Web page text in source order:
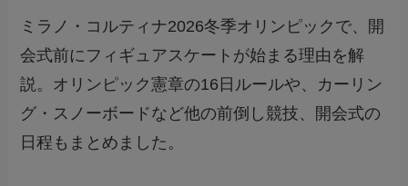
ミラノ・コルティナ2026冬季オリンピックで、開
会式前にフィギュアスケートが始まる理由を解
説。オリンピック憲章の16日ルールや、カーリン
グ・スノーボードなど他の前倒し競技、開会式の
日程もまとめました。